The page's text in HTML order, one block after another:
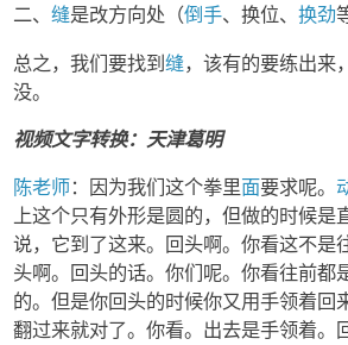
二、缝是改方向处（倒手、换位、换劲
总之，我们要找到缝，该有的要练出来
没。
视频文字转换：天津葛明
陈老师：因为我们这个拳里面要求呢。
上这个只有外形是圆的，但做的时候是
说，它到了这来。回头啊。你看这不是
头啊。回头的话。你们呢。你看往前都
的。但是你回头的时候你又用手领着回
翻过来就对了。你看。出去是手领着。